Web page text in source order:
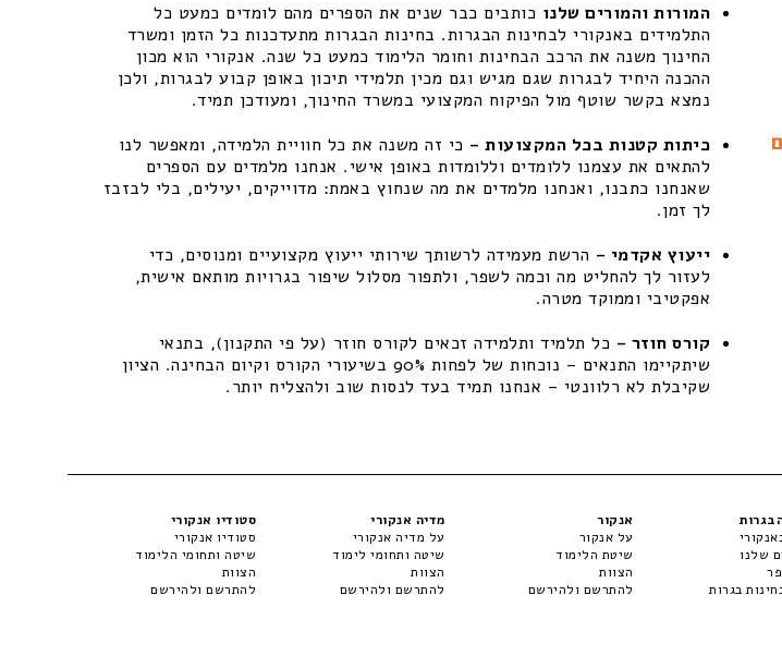
המורות והמורים שלנו כותבים כבר שנים את הספרים מהם לומדים כמעט כל
התלמידים באנקורי לבחינות הבגרות. בחינות הבגרות מתעדכנות כל הזמן ומשרד
החינוך משנה את הרכב הבחינות וחומר הלימוד כמעט כל שנה. אנקורי הוא מכון
ההכנה היחיד לבגרות שגם מגיש וגם מכין תלמידי תיכון באופן קבוע לבגרות, ולכן
נמצא בקשר שוטף מול הפיקוח המקצועי במשרד החינוך, ומעודכן תמיד.
כיתות קטנות בכל המקצועות – כי זה משנה את כל חוויית הלמידה, ומאפשר לנו
להתאים את עצמנו ללומדים וללומדות באופן אישי. אנחנו מלמדים עם הספרים
שאנחנו כתבנו, ואנחנו מלמדים את מה שנחוץ באמת: מדוייקים, יעילים, בלי לבזבז
לך זמן.
ייעוץ אקדמי – הרשת מעמידה לרשותך שירותי ייעוץ מקצועיים ומנוסים, כדי
לעזור לך להחליט מה וכמה לשפר, ולתפור מסלול שיפור בגרויות מותאם אישית,
אפקטיבי וממוקד מטרה.
קורס חוזר – כל תלמיד ותלמידה זכאים לקורס חוזר (על פי התקנון), בתנאי
שיתקיימו התנאים – נוכחות של לפחות 90% בשיעורי הקורס וקיום הבחינה. הציון
שקיבלת לא רלוונטי – אנחנו תמיד בעד לנסות שוב ולהצליח יותר.
שלנו
בגרות
אנקור
על אנקור
שיטת הלימוד
הצוות
להתרשם ולהירשם
מדיה אנקורי
על מדיה אנקורי
שיטה ותחומי לימוד
הצוות
להתרשם ולהירשם
סטודיו אנקורי
סטודיו אנקורי
שיטה ותחומי הלימוד
הצוות
להתרשם ולהירשם